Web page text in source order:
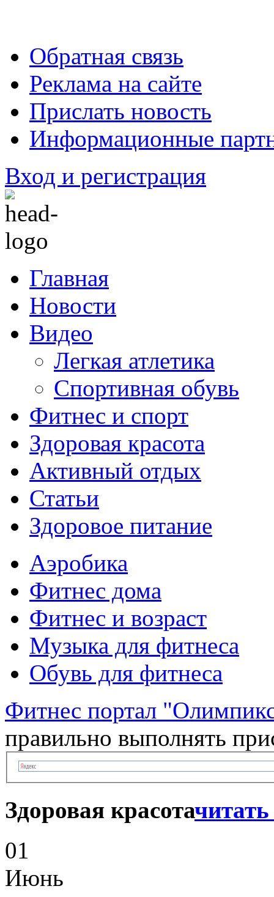
Обратная связь
Реклама на сайте
Прислать новость
Информационные
Вход и регистрация
Главная
Новости
Видео
Легкая атлетика
Спортивная обувь
Фитнес и спорт
Здоровая красота
Активный отдых
Статьи
Здоровое питание
Аэробика
Фитнес дома
Фитнес и возраст
Музыка для фитнеса
Обувь для фитнеса
Фитнес портал
правильно выполнять
Здоровая красота
01
Июнь